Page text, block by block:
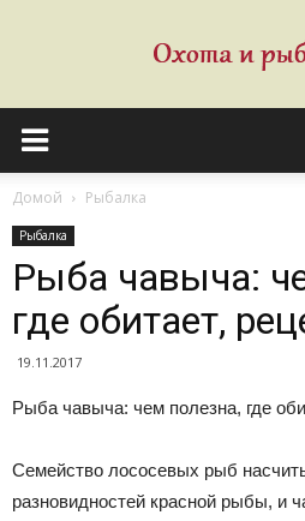
Домой Рыбалка
Рыбалка
Рыба чавыча:
где обитает,
19.11.2017
Рыба чавыча: чем полезна, где
Семейство лососевых рыб
разновидностей красной рыбы, и